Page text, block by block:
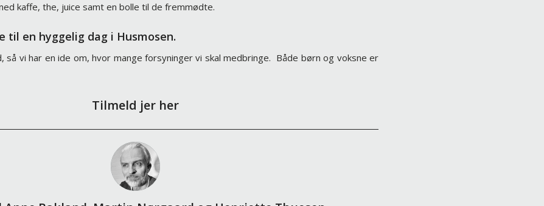
kaffe, the, juice samt en bolle til de fremmødte.
til en hyggelig dag i Husmosen.
så vi har en ide om, hvor mange forsyninger vi skal medbringe. Både børn og voksne er
Tilmeld jer her